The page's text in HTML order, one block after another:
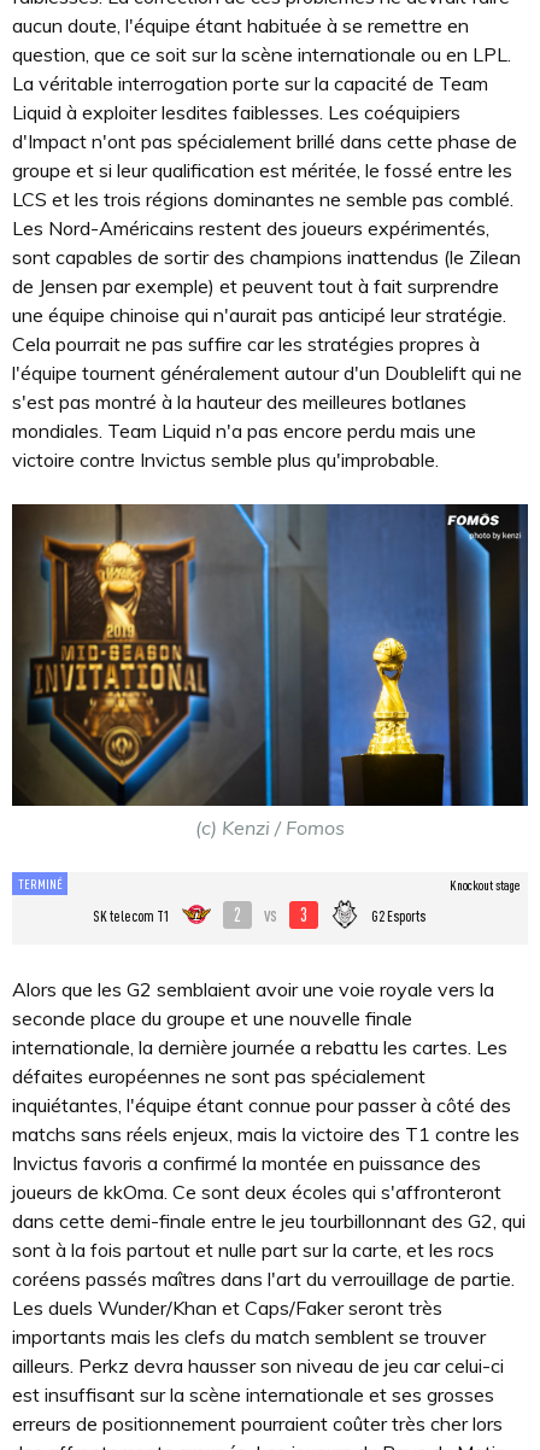
aucun doute, l'équipe étant habituée à se remettre en
question, que ce soit sur la scène internationale ou en LPL.
La véritable interrogation porte sur la capacité de Team
Liquid à exploiter lesdites faiblesses. Les coéquipiers
d'Impact n'ont pas spécialement brillé dans cette phase de
groupe et si leur qualification est méritée, le fossé entre les
LCS et les trois régions dominantes ne semble pas comblé.
Les Nord-Américains restent des joueurs expérimentés,
sont capables de sortir des champions inattendus (le Zilean
de Jensen par exemple) et peuvent tout à fait surprendre
une équipe chinoise qui n'aurait pas anticipé leur stratégie.
Cela pourrait ne pas suffire car les stratégies propres à
l'équipe tournent généralement autour d'un Doublelift qui ne
s'est pas montré à la hauteur des meilleures botlanes
mondiales. Team Liquid n'a pas encore perdu mais une
victoire contre Invictus semble plus qu'improbable.
(c) Kenzi / Fomos
TERMINÉ
SK telecom T1 2 vs 3 G2 Esports
Knockout stage
Alors que les G2 semblaient avoir une voie royale vers la
seconde place du groupe et une nouvelle finale
internationale, la dernière journée a rebattu les cartes. Les
défaites européennes ne sont pas spécialement
inquiétantes, l'équipe étant connue pour passer à côté des
matchs sans réels enjeux, mais la victoire des T1 contre les
Invictus favoris a confirmé la montée en puissance des
joueurs de kkOma. Ce sont deux écoles qui s'affronteront
dans cette demi-finale entre le jeu tourbillonnant des G2, qui
sont à la fois partout et nulle part sur la carte, et les rocs
coréens passés maîtres dans l'art du verrouillage de partie.
Les duels Wunder/Khan et Caps/Faker seront très
importants mais les clefs du match semblent se trouver
ailleurs. Perkz devra hausser son niveau de jeu car celui-ci
est insuffisant sur la scène internationale et ses grosses
erreurs de positionnement pourraient coûter très cher lors